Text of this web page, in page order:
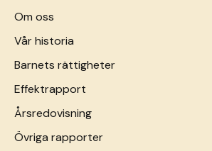
Om oss
Vår historia
Barnets rättigheter
Effektrapport
Årsredovisning
Övriga rapporter